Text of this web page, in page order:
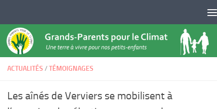
ACTUALITÉS /TÉMOIGNAGES
Les aînés de Verviers se mobilisent à